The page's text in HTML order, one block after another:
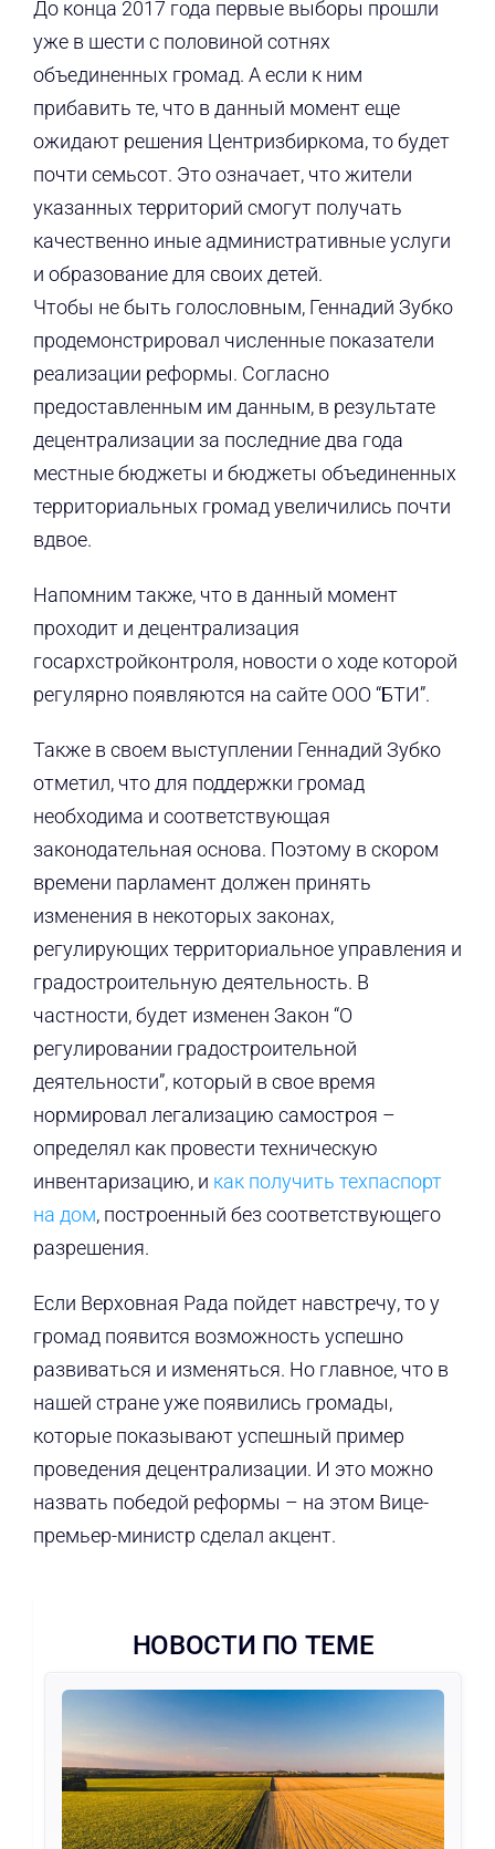
До конца 2017 года первые выборы прошли
уже в шести с половиной сотнях
объединенных громад. А если к ним
прибавить те, что в данный момент еще
ожидают решения Центризбиркома, то будет
почти семьсот. Это означает, что жители
указанных территорий смогут получать
качественно иные административные услуги
и образование для своих детей.
Чтобы не быть голословным, Геннадий Зубко
продемонстрировал численные показатели
реализации реформы. Согласно
предоставленным им данным, в результате
децентрализации за последние два года
местные бюджеты и бюджеты объединенных
территориальных громад увеличились почти
вдвое.
Напомним также, что в данный момент
проходит и децентрализация
госархстройконтроля, новости о ходе которой
регулярно появляются на сайте ООО “БТИ”.
Также в своем выступлении Геннадий Зубко
отметил, что для поддержки громад
необходима и соответствующая
законодательная основа. Поэтому в скором
времени парламент должен принять
изменения в некоторых законах,
регулирующих территориальное управления и
градостроительную деятельность. В
частности, будет изменен Закон “О
регулировании градостроительной
деятельности”, который в свое время
нормировал легализацию самостроя –
определял как провести техническую
инвентаризацию, и как получить техпаспорт
на дом, построенный без соответствующего
разрешения.
Если Верховная Рада пойдет навстречу, то у
громад появится возможность успешно
развиваться и изменяться. Но главное, что в
нашей стране уже появились громады,
которые показывают успешный пример
проведения децентрализации. И это можно
назвать победой реформы – на этом Вице-
премьер-министр сделал акцент.
НОВОСТИ ПО ТЕМЕ